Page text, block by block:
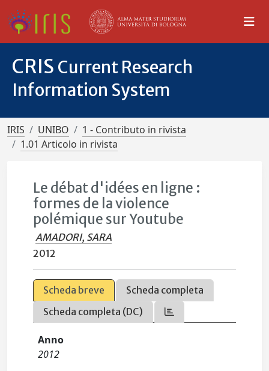
CRIS Current Research
Information System
IRIS UNIBO
1 - Contributo in rivista
1.01 Articolo in rivista
Le débat d'idées en ligne :
formes de la violence
polémique sur Youtube
AMADORI, SARA
2012
Scheda breve
Scheda completa
Scheda completa (DC)
Anno
2012